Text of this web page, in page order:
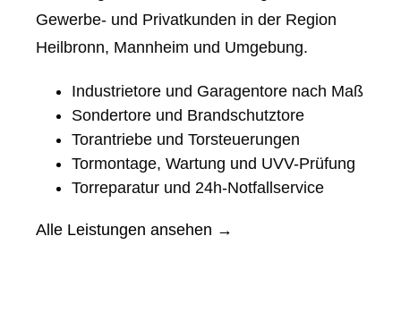
Gewerbe- und Privatkunden in der Region
Heilbronn, Mannheim und Umgebung.
Industrietore und Garagentore nach Maß
Sondertore und Brandschutztore
Torantriebe und Torsteuerungen
Tormontage, Wartung und UVV-Prüfung
Torreparatur und 24h-Notfallservice
Alle Leistungen ansehen →